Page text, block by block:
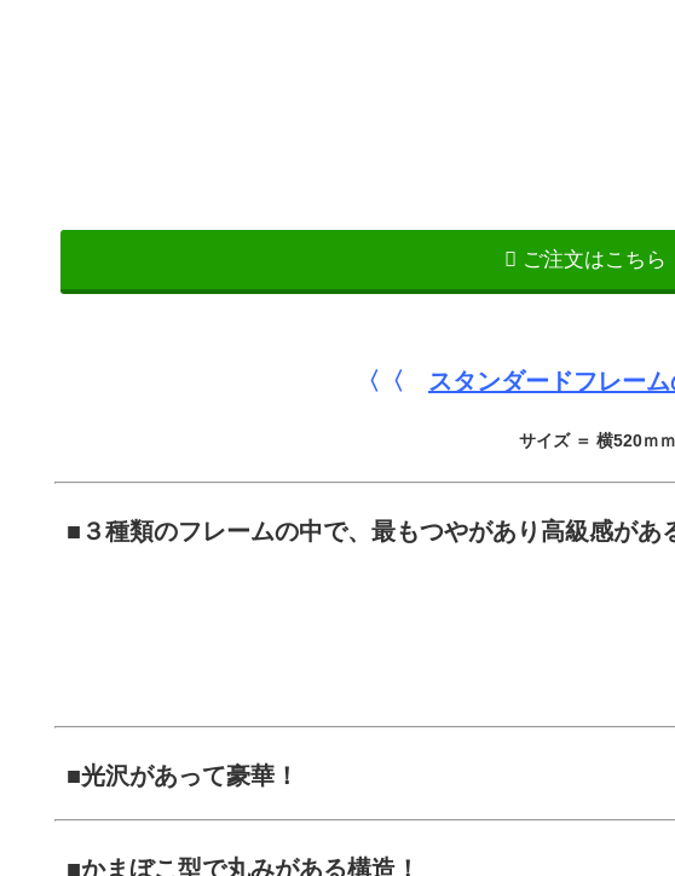
ご注文はこちら
〈〈 スタンダードフレー
サイズ ＝ 横520ｍ
■３種類のフレームの中で、 最もつやがあり高級感があ
■光沢があって豪華！
■かまぼこ型で丸みがある構造！